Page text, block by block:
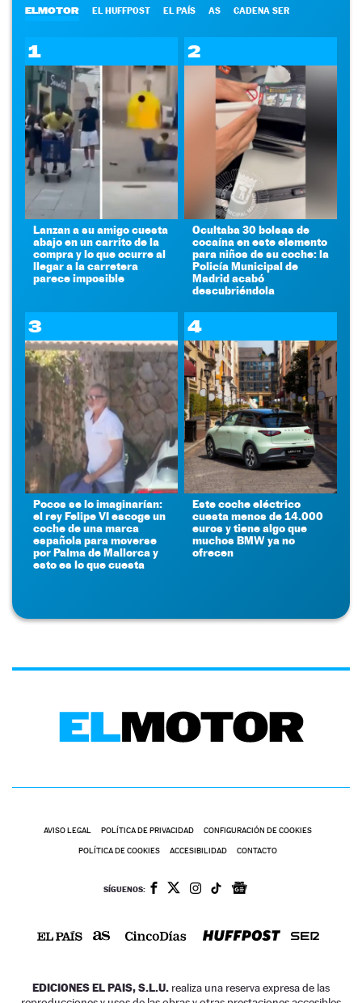
ELMOTOR EL HUFFPOST EL PAÍS AS CADENA SER
1
Lanzan a su amigo cuesta
abajo en un carrito de la
compra y lo que ocurre al
llegar a la carretera
parece imposible
2
Ocultaba 30 bolsas de
cocaína en este elemento
para niños de su coche: la
Policía Municipal de
Madrid acabó
descubriéndola
3
Pocos se lo imaginarían:
el rey Felipe VI escoge un
coche de una marca
española para moverse
por Palma de Mallorca y
esto es lo que cuesta
4
Este coche eléctrico
cuesta menos de 14.000
euros y tiene algo que
muchos BMW ya no
ofrecen
AVISO LEGAL POLÍTICA DE PRIVACIDAD CONFIGURACIÓN DE COOKIES
POLÍTICA DE COOKIES ACCESIBILIDAD CONTACTO
SÍGUENOS:
EDICIONES EL PAIS, S.L.U. realiza una reserva expresa de las